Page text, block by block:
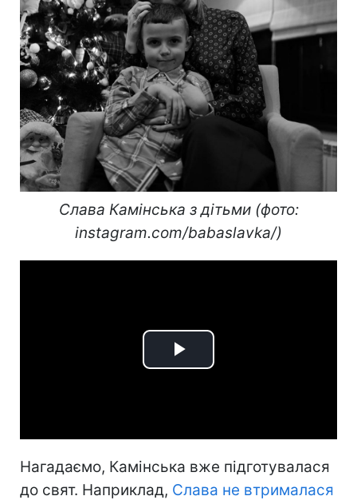
Слава Камінська з дітьми (фото:
instagram.com/babaslavka/)
Play
Нагадаємо, Камінська вже підготувалася
до свят. Наприклад, Слава не втрималася